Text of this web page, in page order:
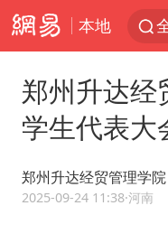
本地
郑州升达经
学生代表大
郑州升达经贸管理学院
2025-09-24 11:38·河南